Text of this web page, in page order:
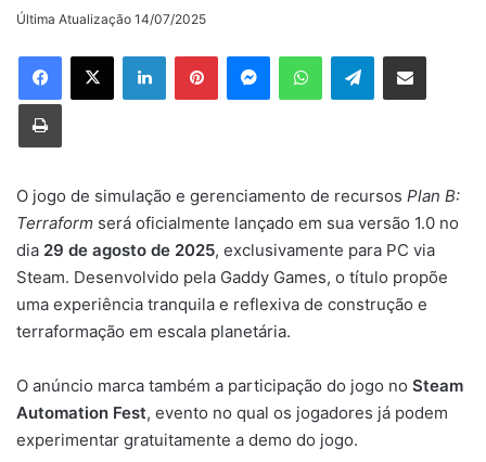
on
Última Atualização 14/07/2025
LinkedinPinterestMessengerWhatsAppTelegramCompartilhar via e-mail
Imprimir
O jogo de simulação e gerenciamento de recursos Plan B:
Terraform será oficialmente lançado em sua versão 1.0 no
dia 29 de agosto de 2025, exclusivamente para PC via
Steam. Desenvolvido pela Gaddy Games, o título propõe
uma experiência tranquila e reflexiva de construção e
terraformação em escala planetária.
O anúncio marca também a participação do jogo no Steam
Automation Fest, evento no qual os jogadores já podem
experimentar gratuitamente a demo do jogo.